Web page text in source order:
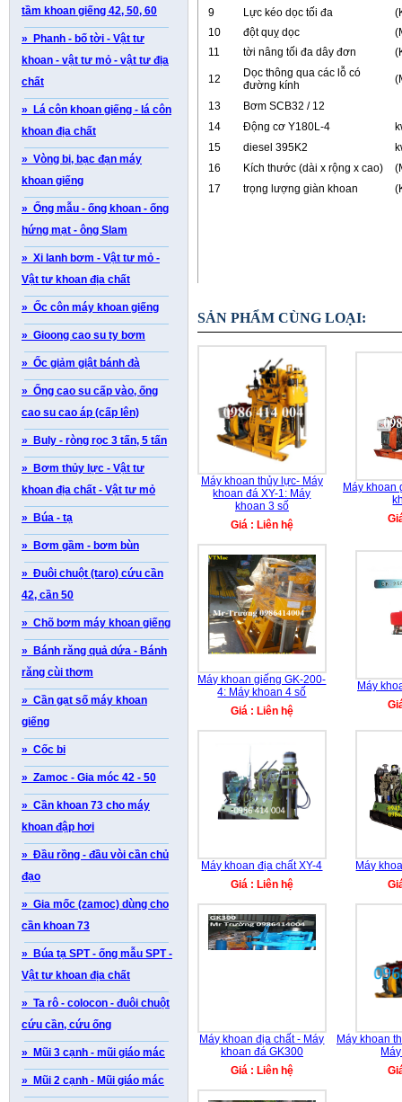
tầm khoan giếng 42, 50, 60
» Phanh - bố tời - Vật tư
khoan - vật tư mỏ - vật tư địa
chất
» Lá côn khoan giếng - lá côn
khoan địa chất
» Vòng bi, bạc đạn máy
khoan giếng
» Ống mẫu - ống khoan - ống
hứng mạt - ông Slam
» Xi lanh bơm - Vật tư mỏ -
Vật tư khoan địa chất
» Ốc côn máy khoan giếng
» Gioong cao su ty bơm
» Ốc giảm giật bánh đà
» Ống cao su cấp vào, ống
cao su cao áp (cấp lên)
» Buly - ròng rọc 3 tấn, 5 tấn
» Bơm thủy lực - Vật tư
khoan địa chất - Vật tư mỏ
» Búa - tạ
» Bơm gầm - bơm bùn
» Đuôi chuột (taro) cứu cần
42, cần 50
» Chõ bơm máy khoan giếng
» Bánh răng quả dứa - Bánh
răng cùi thơm
» Cần gạt số máy khoan
giếng
» Cốc bi
» Zamoc - Gia móc 42 - 50
» Cần khoan 73 cho máy
khoan đập hơi
» Đầu rồng - đầu vòi cần chủ
đạo
» Gia mốc (zamoc) dùng cho
cần khoan 73
» Búa tạ SPT - ống mẫu SPT -
Vật tư khoan địa chất
» Ta rô - colocon - đuôi chuột
cứu cần, cứu ống
» Mũi 3 cạnh - mũi giáo mác
» Mũi 2 cạnh - Mũi giáo mác
9
Lực kéo dọc tối đa
10
đột quỵ dọc
11
tời nâng tối đa dây đơn
12
Dọc thông qua các lỗ có
đường kính
13
Bơm SCB32 / 12
14
Động cơ Y180L-4
15
diesel 395K2
16
Kích thước (dài x rộng x cao)
17
trọng lượng giàn khoan
SẢN PHẨM CÙNG LOẠI:
Máy khoan thủy lực- Máy
khoan đá XY-1: Máy
khoan 3 số
Giá : Liên hệ
Máy khoan
Máy khoan giếng GK-200-
4: Máy khoan 4 số
Giá : Liên hệ
Máy
Máy khoan địa chất XY-4
Giá : Liên hệ
Máy
Máy khoan địa chất - Máy
khoan đá GK300
Giá : Liên hệ
Máy khoan